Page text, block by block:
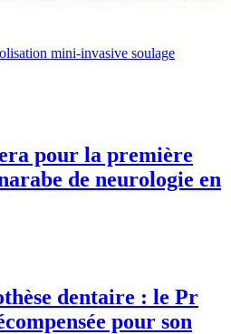
mini-invasive soulage
pour la première
de neurologie en
dentaire : le Pr
pour son